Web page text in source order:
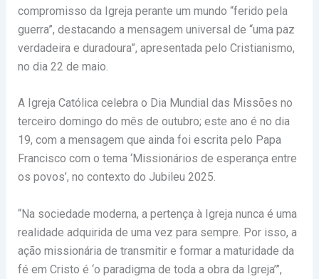
compromisso da Igreja perante um mundo “ferido pela
guerra”, destacando a mensagem universal de “uma paz
verdadeira e duradoura”, apresentada pelo Cristianismo,
no dia 22 de maio.
A Igreja Católica celebra o Dia Mundial das Missões no
terceiro domingo do mês de outubro; este ano é no dia
19, com a mensagem que ainda foi escrita pelo Papa
Francisco com o tema ‘Missionários de esperança entre
os povos’, no contexto do Jubileu 2025.
“Na sociedade moderna, a pertença à Igreja nunca é uma
realidade adquirida de uma vez para sempre. Por isso, a
ação missionária de transmitir e formar a maturidade da
fé em Cristo é ‘o paradigma de toda a obra da Igreja’”,